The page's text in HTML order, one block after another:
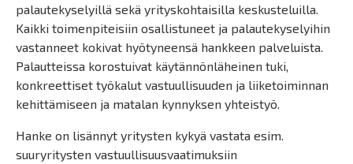
palautekyselyillä sekä yrityskohtaisilla keskusteluilla.
Kaikki toimenpiteisiin osallistuneet ja palautekyselyihin
vastanneet kokivat hyötyneensä hankkeen palveluista.
Palautteissa korostuivat käytännönläheinen tuki,
konkreettiset työkalut vastuullisuuden ja liiketoiminnan
kehittämiseen ja matalan kynnyksen yhteistyö.
Hanke on lisännyt yritysten kykyä vastata esim.
suuryritysten vastuullisuusvaatimuksiin